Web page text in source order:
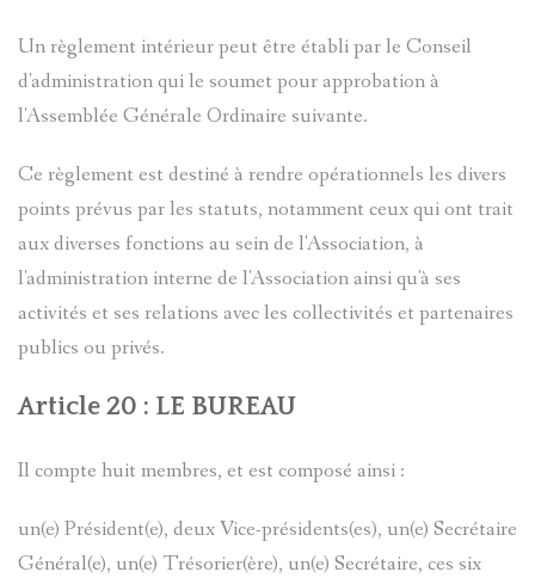
Un règlement intérieur peut être établi par le Conseil
d'administration qui le soumet pour approbation à
l'Assemblée Générale Ordinaire suivante.
Ce règlement est destiné à rendre opérationnels les divers
points prévus par les statuts, notamment ceux qui ont trait
aux diverses fonctions au sein de l'Association, à
l'administration interne de l'Association ainsi qu'à ses
activités et ses relations avec les collectivités et partenaires
publics ou privés.
Article 20 : LE BUREAU
Il compte huit membres, et est composé ainsi :
un(e) Président(e), deux Vice-présidents(es), un(e) Secrétaire
Général(e), un(e) Trésorier(ère), un(e) Secrétaire, ces six